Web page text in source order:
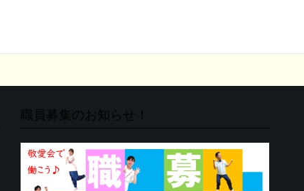
職員募集のお知らせ！